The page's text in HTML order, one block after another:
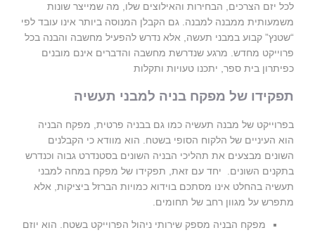
לכל יזם הצרכים, הבחירות והאילוצים שלו, מה שמייצר שונות
משמעותית ממבנה למבנה. גם הקבלן המנוסה ביותר אינו עובד לפי
“שטנץ” קבוע במבני תעשה, אלא נדרש להפעיל מחשבה והבנה בכל
פרוייקט מחדש. מרגע שנדרשת מחשבה והדברים אינם מובנים
כפיתרון בית ספר, יתכנו טעויות ותקלות
תפקידו של מפקח בניה למבני תעשיה
בפרוייקט של מבנה תעשיה כמו גם בבניה פרטית, מפקח הבניה
הוא העיניים של הלקוח הסופי בשטח. הוא מוודא כי הקבלנים
השונים מבצעים את תהליכי הבניה השונים בסטנדרט גבוה וכנדרש
בתקנים השונים. יחד עם זאת, תפקידו של מפקח במחה למבני
תעשיה בהחלט אינו מסתכם בוידוא כמויות הברזל ביציקות, אלא
מתפרש על מגוון רחב של תחומים.
מפקח הבניה מספק שירותי ניהול הפרוייקט בשטח. הוא יוזם